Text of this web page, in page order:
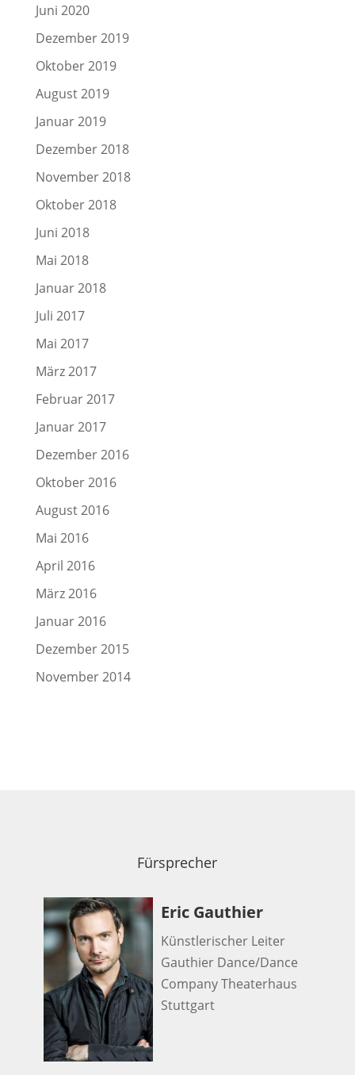
Juni 2020
Dezember 2019
Oktober 2019
August 2019
Januar 2019
Dezember 2018
November 2018
Oktober 2018
Juni 2018
Mai 2018
Januar 2018
Juli 2017
Mai 2017
März 2017
Februar 2017
Januar 2017
Dezember 2016
Oktober 2016
August 2016
Mai 2016
April 2016
März 2016
Januar 2016
Dezember 2015
November 2014
Fürsprecher
Eric Gauthier
Künstlerischer Leiter
Gauthier Dance/Dance
Company Theaterhaus
Stuttgart